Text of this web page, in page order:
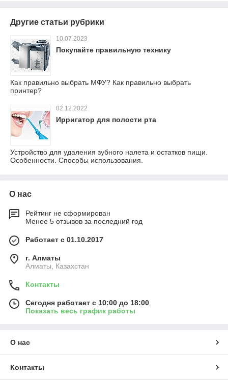
Другие статьи рубрики
10.07.2023
Покупайте правильную технику
Как правильно выбрать МФУ? Как правильно выбрать
принтер?
02.12.2022
Ирригатор для полости рта
Устройство для удаления зубного налета и остатков пищи.
Особенности. Способы использования.
О нас
Рейтинг не сформирован
Менее 5 отзывов за последний год
Работает с 01.10.2017
г. Алматы
Алматы, Казахстан
Контакты
Сегодня работает с 10:00 до 18:00
Показать весь график работы
О нас
Контакты